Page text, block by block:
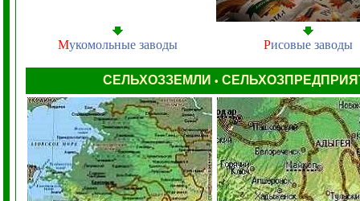
Мукомольные заводы Рисовые заводы
СЕЛЬХОЗЗЕМЛИ •